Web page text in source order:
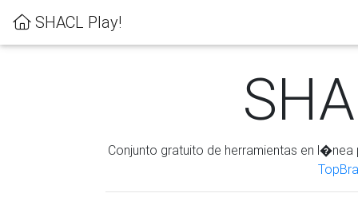
SHACL Play!
Conjunto gratuito de herramientas en